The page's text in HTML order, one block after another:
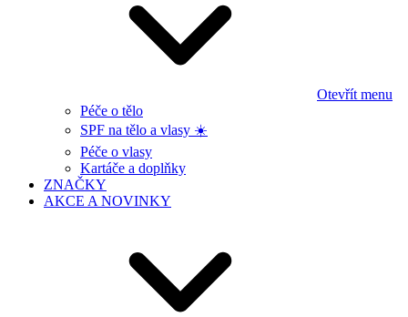
Otevřít menu
Péče o tělo
SPF na tělo a vlasy ☀️
Péče o vlasy
Kartáče a doplňky
ZNAČKY
AKCE A NOVINKY